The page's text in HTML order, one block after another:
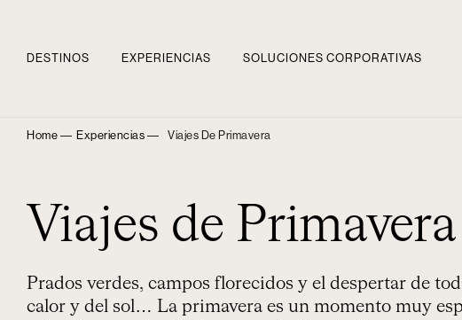
DESTINOS EXPERIENCIAS SOLUCIONES CORPORATIVAS
Home ― Experiencias ― Viajes De Primavera
Viajes de Primavera
Prados verdes, campos florecidos y el despertar de
calor y del sol… La primavera es un momento muy